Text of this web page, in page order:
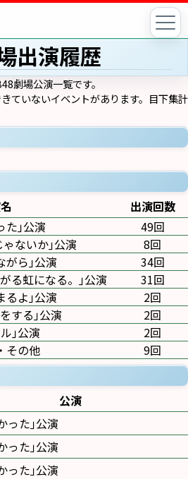
出演履歴
劇場公演一覧です。
ていないイベントがあります。目下集計
出演回数
た｣公演
49回
ないか｣公演
8回
がら｣公演
34回
る虹になる。｣公演
31回
るよ｣公演
2回
する｣公演
2回
｣公演
2回
その他
9回
公演
った｣公演
った｣公演
った｣公演